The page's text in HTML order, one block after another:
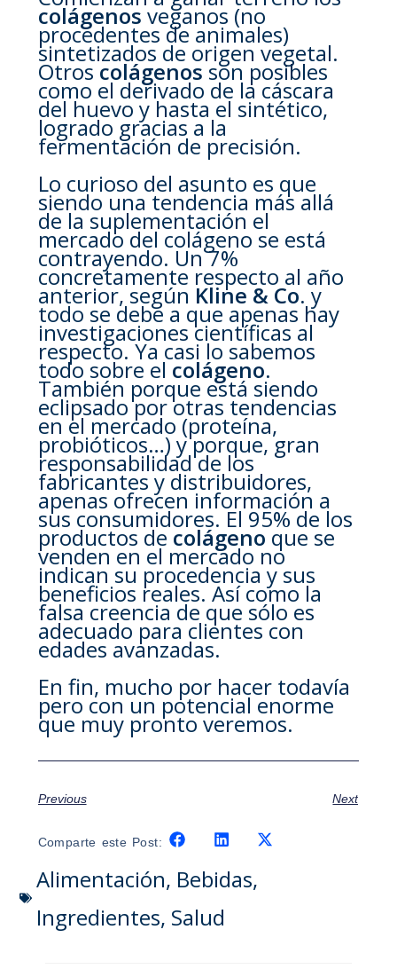
colágenosveganos (no
procedentes de animales)
sintetizados de origen vegetal.
Otroscolágenosson posibles
como el derivado de la cáscara
del huevo y hasta el sintético,
logrado gracias a la
fermentación de precisión.
Lo curioso del asunto es que
siendo una tendencia más allá
de la suplementación el
mercado del colágeno se está
contrayendo. Un 7%
concretamente respecto al año
anterior, según Kline & Co. y
todo se debe a que apenas hay
investigaciones científicas al
respecto. Ya casi lo sabemos
todo sobre elcolágeno.
También porque está siendo
eclipsado por otras tendencias
en el mercado (proteína,
probióticos…) y porque, gran
responsabilidad de los
fabricantes y distribuidores,
apenas ofrecen información a
sus consumidores. El 95% de los
productos decolágenoque se
venden en el mercado no
indican su procedencia y sus
beneficios reales. Así como la
falsa creencia de que sólo es
adecuado para clientes con
edades avanzadas.
En fin, mucho por hacer todavía
pero con un potencial enorme
que muy pronto veremos.
Previous Next
Comparte este Post:
Alimentación, Bebidas,
Ingredientes, Salud